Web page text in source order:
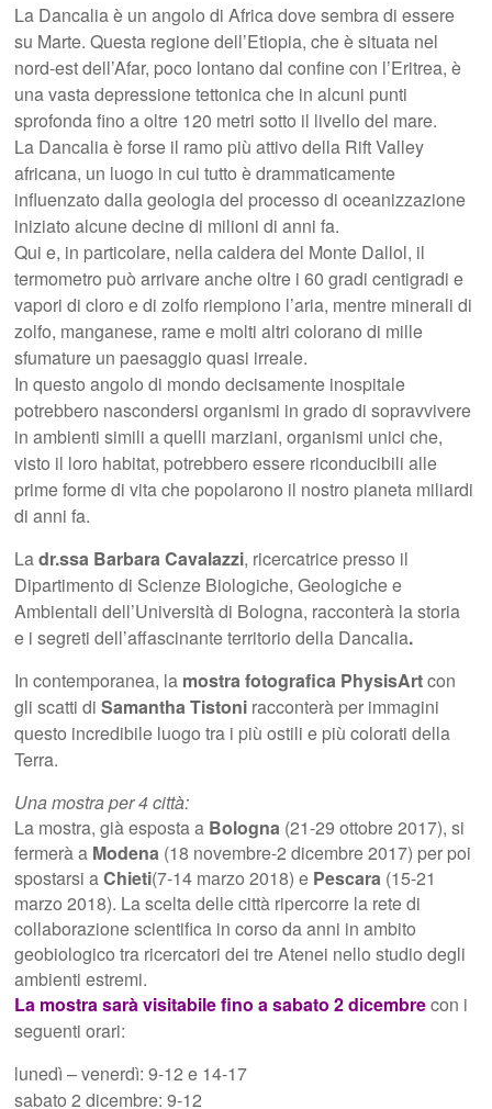
La Dancalia è un angolo di Africa dove sembra di essere
su Marte. Questa regione dell’Etiopia, che è situata nel
nord-est dell’Afar, poco lontano dal confine con l’Eritrea, è
una vasta depressione tettonica che in alcuni punti
sprofonda fino a oltre 120 metri sotto il livello del mare.
La Dancalia è forse il ramo più attivo della Rift Valley
africana, un luogo in cui tutto è drammaticamente
influenzato dalla geologia del processo di oceanizzazione
iniziato alcune decine di milioni di anni fa.
Qui e, in particolare, nella caldera del Monte Dallol, il
termometro può arrivare anche oltre i 60 gradi centigradi e
vapori di cloro e di zolfo riempiono l’aria, mentre minerali di
zolfo, manganese, rame e molti altri colorano di mille
sfumature un paesaggio quasi irreale.
In questo angolo di mondo decisamente inospitale
potrebbero nascondersi organismi in grado di sopravvivere
in ambienti simili a quelli marziani, organismi unici che,
visto il loro habitat, potrebbero essere riconducibili alle
prime forme di vita che popolarono il nostro pianeta miliardi
di anni fa.
Ladr.ssa Barbara Cavalazzi, ricercatrice presso il
Dipartimento di Scienze Biologiche, Geologiche e
Ambientali dell’Università di Bologna, racconterà la storia
e i segreti dell’affascinante territorio della Dancalia.
In contemporanea, la mostra fotografica PhysisArtcon
gli scatti diSamantha Tistoni racconterà per immagini
questo incredibile luogo tra i più ostili e più colorati della
Terra.
Una mostra per 4 città:
La mostra, già esposta a Bologna (21-29 ottobre 2017), si
fermerà a Modena (18 novembre-2 dicembre 2017) per poi
spostarsi aChieti(7-14 marzo 2018) e Pescara (15-21
marzo 2018). La scelta delle città ripercorre la rete di
collaborazione scientifica in corso da anni in ambito
geobiologico tra ricercatori dei tre Atenei nello studio degli
ambienti estremi.
La mostra sarà visitabile fino a sabato 2 dicembrecon i
seguenti orari:
lunedì – venerdì: 9-12 e 14-17
sabato 2 dicembre: 9-12